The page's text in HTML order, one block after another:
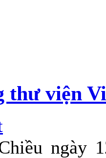
thư viện
ngày